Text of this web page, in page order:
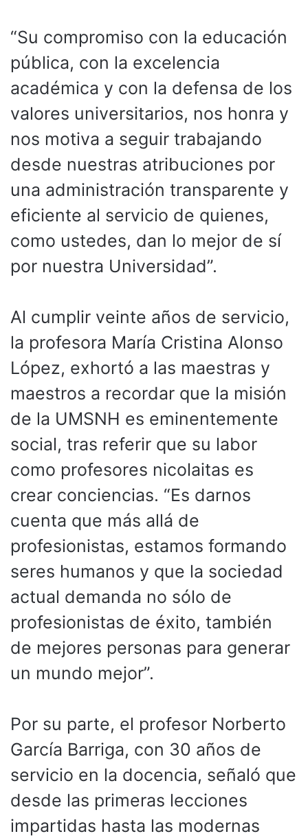
“Su compromiso con la educación
pública, con la excelencia
académica y con la defensa de los
valores universitarios, nos honra y
nos motiva a seguir trabajando
desde nuestras atribuciones por
una administración transparente y
eficiente al servicio de quienes,
como ustedes, dan lo mejor de sí
por nuestra Universidad”.
Al cumplir veinte años de servicio,
la profesora María Cristina Alonso
López, exhortó a las maestras y
maestros a recordar que la misión
de la UMSNH es eminentemente
social, tras referir que su labor
como profesores nicolaitas es
crear conciencias. “Es darnos
cuenta que más allá de
profesionistas, estamos formando
seres humanos y que la sociedad
actual demanda no sólo de
profesionistas de éxito, también
de mejores personas para generar
un mundo mejor”.
Por su parte, el profesor Norberto
García Barriga, con 30 años de
servicio en la docencia, señaló que
desde las primeras lecciones
impartidas hasta las modernas